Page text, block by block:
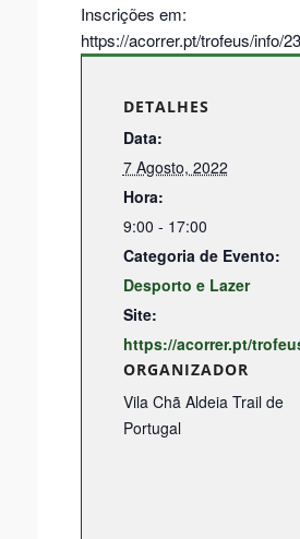
Inscrições em:
https://acorrer.pt/trofeus/info/23
DETALHES
Data:
7 Agosto, 2022
Hora:
9:00 - 17:00
Categoria de Evento:
Desporto e Lazer
Site:
https://acorrer.pt/
ORGANIZADOR
Vila Chã Aldeia Trail de
Portugal